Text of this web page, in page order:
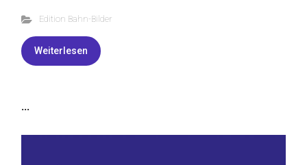
Edition Bahn-Bilder
Weiterlesen
...